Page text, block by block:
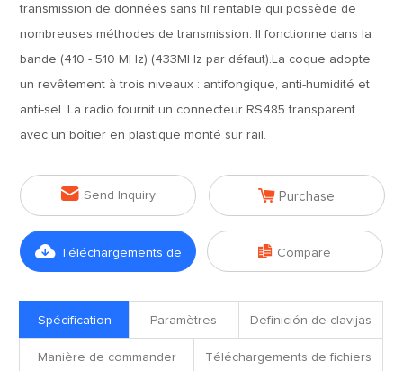
transmission de données sans fil rentable qui possède de
nombreuses méthodes de transmission. Il fonctionne dans la
bande (410 - 510 MHz) (433MHz par défaut).La coque adopte
un revêtement à trois niveaux : antifongique, anti-humidité et
anti-sel. La radio fournit un connecteur RS485 transparent
avec un boîtier en plastique monté sur rail.
 Send Inquiry  Purchase
 Téléchargements de  Compare
Spécification Paramètres Definición de clavijas
Manière de commander Téléchargements de fichiers